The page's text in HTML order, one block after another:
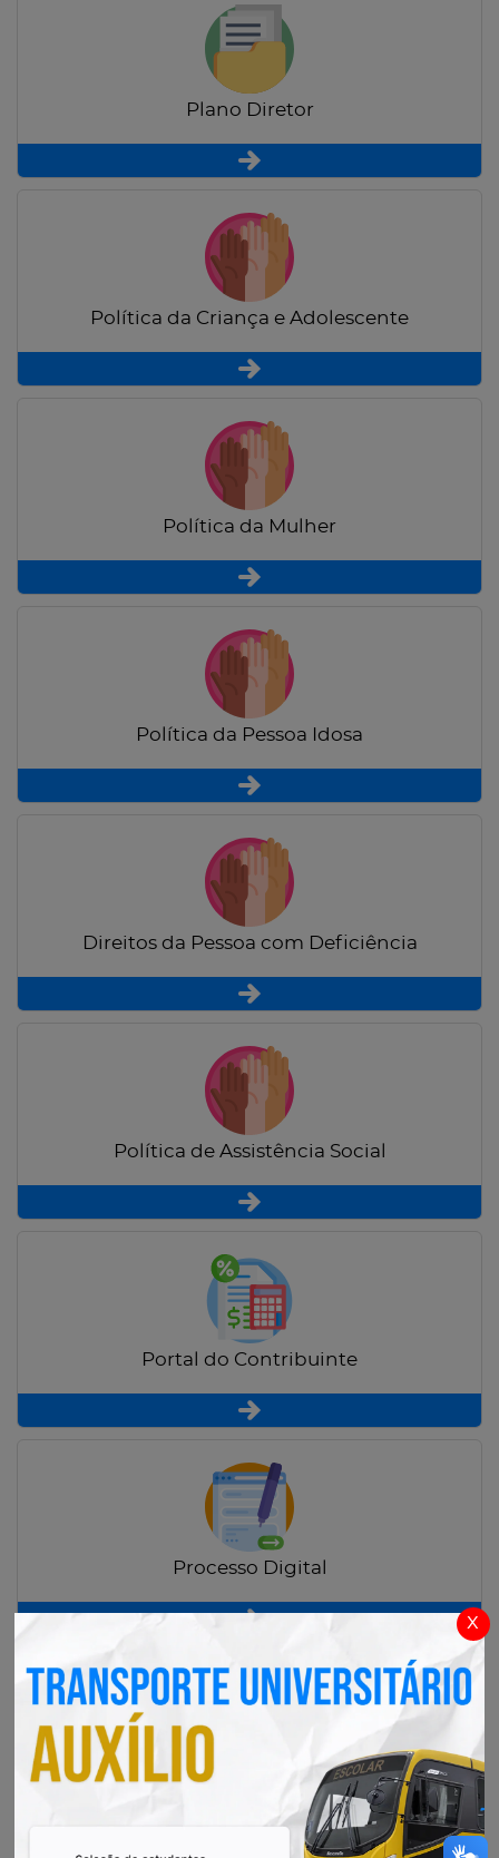
x
Plano Diretor
Política da Criança e Adolescente
Política da Mulher
Política da Pessoa Idosa
Direitos da Pessoa com Deficiência
Política de Assistência Social
Portal do Contribuinte
Processo Digital
Radar Transparência Pública